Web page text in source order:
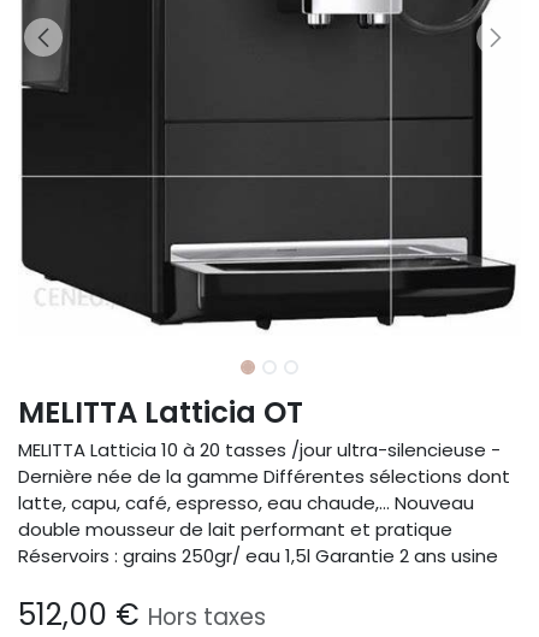
MELITTA Latticia OT
MELITTA Latticia 10 à 20 tasses /jour ultra-silencieuse -
Dernière née de la gamme Différentes sélections dont
latte, capu, café, espresso, eau chaude,... Nouveau
double mousseur de lait performant et pratique
Réservoirs : grains 250gr/ eau 1,5l Garantie 2 ans usine
512,00 € Hors taxes